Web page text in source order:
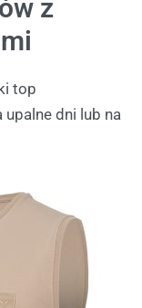
z
top
dni lub na